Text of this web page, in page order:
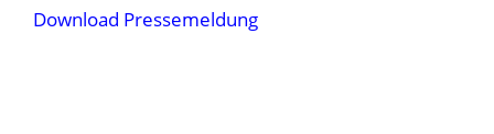
Download Pressemeldung